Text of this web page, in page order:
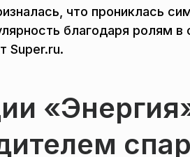
что прониклась
благодаря ролям в
Super.ru.